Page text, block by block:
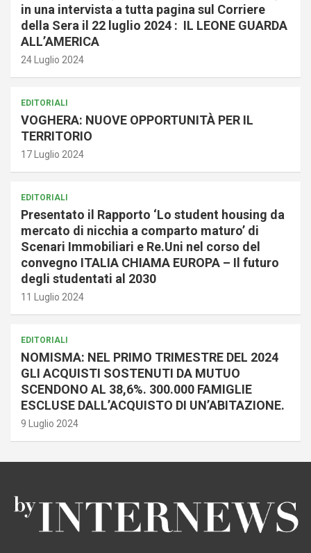
in una intervista a tutta pagina sul Corriere
della Sera il 22 luglio 2024 : IL LEONE GUARDA
ALL’AMERICA
24 Luglio 2024
EDITORIALI
VOGHERA: NUOVE OPPORTUNITÀ PER IL
TERRITORIO
17 Luglio 2024
EDITORIALI
Presentato il Rapporto ‘Lo student housing da
mercato di nicchia a comparto maturo’ di
Scenari Immobiliari e Re.Uni nel corso del
convegno ITALIA CHIAMA EUROPA – Il futuro
degli studentati al 2030
11 Luglio 2024
EDITORIALI
NOMISMA: NEL PRIMO TRIMESTRE DEL 2024
GLI ACQUISTI SOSTENUTI DA MUTUO
SCENDONO AL 38,6%. 300.000 FAMIGLIE
ESCLUSE DALL’ACQUISTO DI UN’ABITAZIONE.
9 Luglio 2024